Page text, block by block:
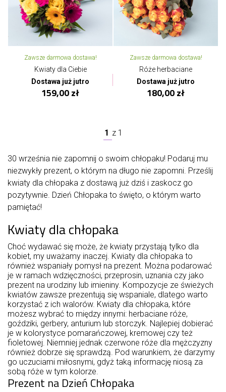
Zawsze darmowa dostawa!
Kwiaty dla Ciebie
Dostawa już jutro
159,00 zł
Zawsze darmowa dostawa!
Róże herbaciane
Dostawa już jutro
180,00 zł
1 z 1
30 września nie zapomnij o swoim chłopaku! Podaruj mu
niezwykły prezent, o którym na długo nie zapomni. Prześlij
kwiaty dla chłopaka z dostawą już dziś i zaskocz go
pozytywnie. Dzień Chłopaka to święto, o którym warto
pamiętać!
Kwiaty dla chłopaka
Choć wydawać się może, że kwiaty przystają tylko dla
kobiet, my uważamy inaczej. Kwiaty dla chłopaka to
również wspaniały pomysł na prezent. Można podarować
je w ramach wdzięczności, przeprosin, uznania czy jako
prezent na urodziny lub imieniny. Kompozycje ze świeżych
kwiatów zawsze prezentują się wspaniale, dlatego warto
korzystać z ich walorów. Kwiaty dla chłopaka, które
możesz wybrać to między innymi: herbaciane róże,
goździki, gerbery, anturium lub storczyk. Najlepiej dobierać
je w kolorystyce pomarańczowej, kremowej czy też
fioletowej. Niemniej jednak czerwone róże dla mężczyzny
również dobrze się sprawdzą. Pod warunkiem, że darzymy
go uczuciami miłosnymi, gdyż taką informację niosą za
sobą róże w tym kolorze.
Prezent na Dzień Chłopaka